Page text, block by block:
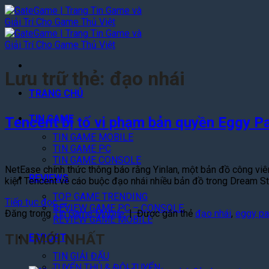
Bỏ
qua
nội
dung
TRANG CHỦ
TIN GAME
TIN GAME MOBILE
TIN GAME PC
TIN GAME CONSOLE
REVIEWS
TOP GAME TRENDING
REVIEW GAME PC – CONSOLE
REVIEW GAME MOBILE
ESPORT
TIN GIẢI ĐẤU
Lưu trữ thẻ: đạo nhái
Tencent bị tố vi phạm bản quyền Eggy
NetEase chính thức thông báo rằng Yinlan, một bản đồ công
kiện Tencent về cáo buộc đạo nhái nhiều bản đồ trong Dream
Tiếp tục đọc→
Đăng trongTin Game Mobile | Được gắn thẻ đạo nhái, eggy
TIN MỚI NHẤT